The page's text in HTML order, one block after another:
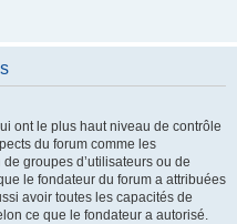
ont le plus haut niveau de contrôle
du forum comme les
groupes d’utilisateurs ou de
le fondateur du forum a attribuées
avoir toutes les capacités de
ce que le fondateur a autorisé.